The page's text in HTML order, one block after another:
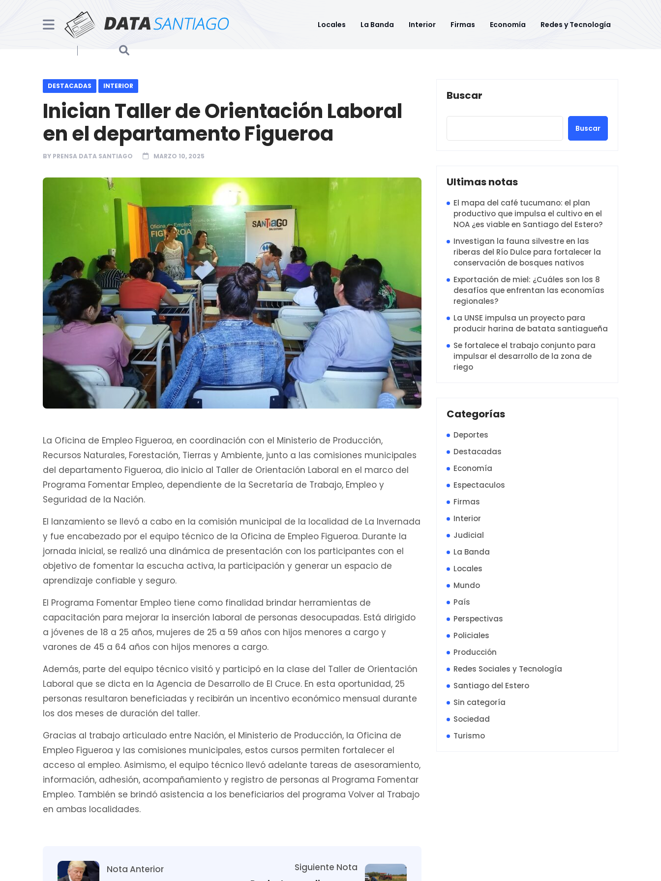
Locales La Banda Interior Firmas Economía Redes y Tecnología
DESTACADAS INTERIOR
Inician Taller de Orientación Laboral
en el departamento Figueroa
BY PRENSA DATA SANTIAGO MARZO 10, 2025
La Oficina de Empleo Figueroa, en coordinación con el Ministerio de Producción,
Recursos Naturales, Forestación, Tierras y Ambiente, junto a las comisiones municipales
del departamento Figueroa, dio inicio al Taller de Orientación Laboral en el marco del
Programa Fomentar Empleo, dependiente de la Secretaría de Trabajo, Empleo y
Seguridad de la Nación.
El lanzamiento se llevó a cabo en la comisión municipal de la localidad de La Invernada
y fue encabezado por el equipo técnico de la Oficina de Empleo Figueroa. Durante la
jornada inicial, se realizó una dinámica de presentación con los participantes con el
objetivo de fomentar la escucha activa, la participación y generar un espacio de
aprendizaje confiable y seguro.
El Programa Fomentar Empleo tiene como finalidad brindar herramientas de
capacitación para mejorar la inserción laboral de personas desocupadas. Está dirigido
a jóvenes de 18 a 25 años, mujeres de 25 a 59 años con hijos menores a cargo y
varones de 45 a 64 años con hijos menores a cargo.
Además, parte del equipo técnico visitó y participó en la clase del Taller de Orientación
Laboral que se dicta en la Agencia de Desarrollo de El Cruce. En esta oportunidad, 25
personas resultaron beneficiadas y recibirán un incentivo económico mensual durante
los dos meses de duración del taller.
Gracias al trabajo articulado entre Nación, el Ministerio de Producción, la Oficina de
Empleo Figueroa y las comisiones municipales, estos cursos permiten fortalecer el
acceso al empleo. Asimismo, el equipo técnico llevó adelante tareas de asesoramiento,
información, adhesión, acompañamiento y registro de personas al Programa Fomentar
Empleo. También se brindó asistencia a los beneficiarios del programa Volver al Trabajo
en ambas localidades.
Nota Anterior Siguiente Nota
Buscar
Buscar
Ultimas notas
El mapa del café tucumano: el plan
productivo que impulsa el cultivo en el
NOA ¿es viable en Santiago del Estero?
Investigan la fauna silvestre en las
riberas del Río Dulce para fortalecer la
conservación de bosques nativos
Exportación de miel: ¿Cuáles son los 8
desafíos que enfrentan las economías
regionales?
La UNSE impulsa un proyecto para
producir harina de batata santiagueña
Se fortalece el trabajo conjunto para
impulsar el desarrollo de la zona de
riego
Categorías
Deportes
Destacadas
Economía
Espectaculos
Firmas
Interior
Judicial
La Banda
Locales
Mundo
País
Perspectivas
Policiales
Producción
Redes Sociales y Tecnología
Santiago del Estero
Sin categoría
Sociedad
Turismo